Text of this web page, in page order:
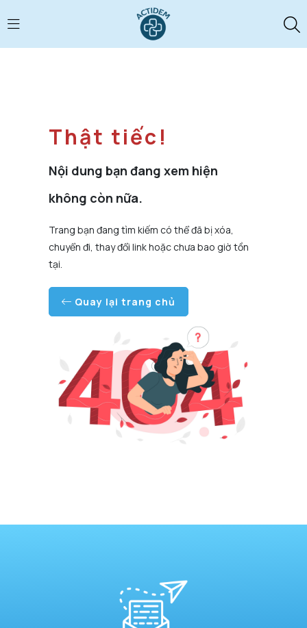
Thật tiếc!
Nội dung bạn đang xem hiện
không còn nữa.
Trang bạn đang tìm kiếm có thể đã bị xóa,
chuyển đi, thay đổi link hoặc chưa bao giờ tồn
tại.
Quay lại trang chủ